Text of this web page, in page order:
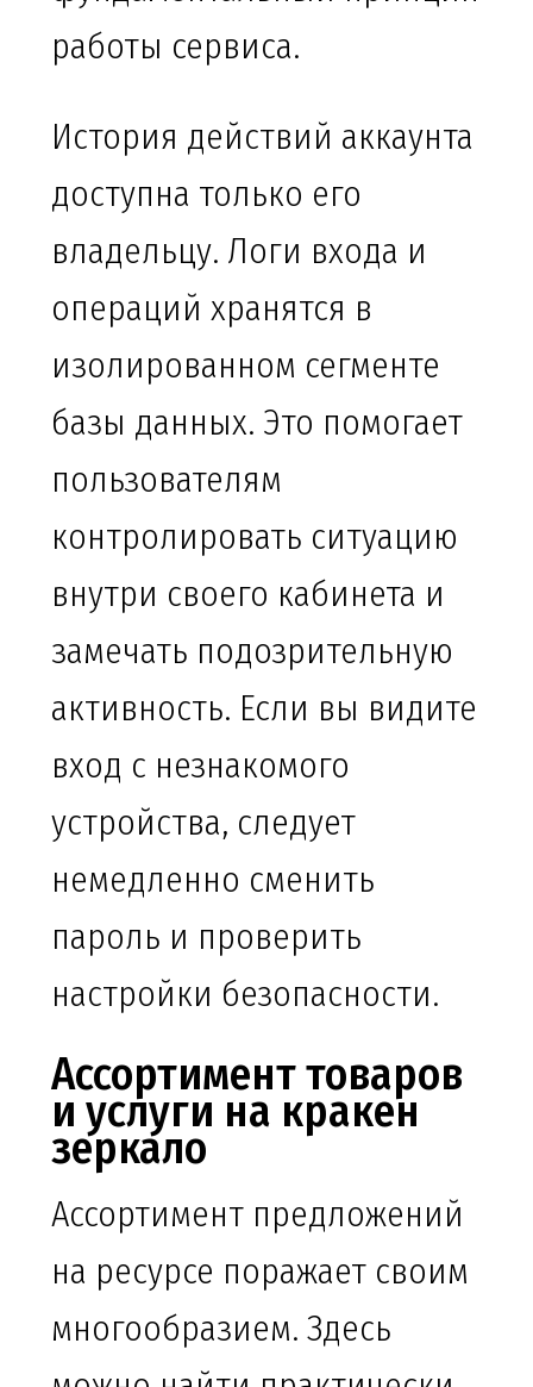
работы сервиса.
История действий аккаунта
доступна только его
владельцу. Логи входа и
операций хранятся в
изолированном сегменте
базы данных. Это помогает
пользователям
контролировать ситуацию
внутри своего кабинета и
замечать подозрительную
активность. Если вы видите
вход с незнакомого
устройства, следует
немедленно сменить
пароль и проверить
настройки безопасности.
Ассортимент товаров
и услуги на кракен
зеркало
Ассортимент предложений
на ресурсе поражает своим
многообразием. Здесь